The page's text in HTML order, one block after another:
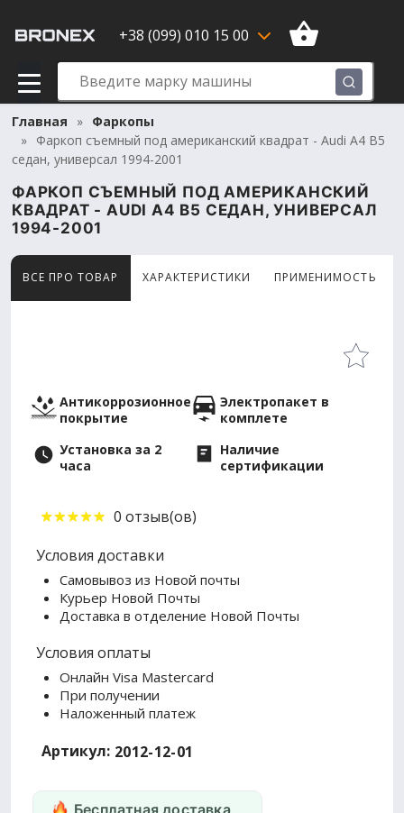
+38 (099) 010 15 00
Главная
Фаркопы
Фаркоп съемный под американский квадрат - Audi A4 B5
седан, универсал 1994-2001
ФАРКОП СЪЕМНЫЙ ПОД АМЕРИКАНСКИЙ
КВАДРАТ - AUDI A4 B5 СЕДАН, УНИВЕРСАЛ
1994-2001
ВСЕ ПРО ТОВАР ХАРАКТЕРИСТИКИ ПРИМЕНИМОСТЬ
Товар просматривают сейчас 14 человек
Антикоррозионное
покрытие
Электропакет в
комплете
Установка за 2
часа
Наличие
сертификации
0 отзыв(ов)
Условия доставки
Самовывоз из Новой почты
Курьер Новой Почты
Доставка в отделение Новой Почты
Условия оплаты
Онлайн Visa Mastercard
При получении
Наложенный платеж
Артикул: 2012-12-01
Бесплатная доставка